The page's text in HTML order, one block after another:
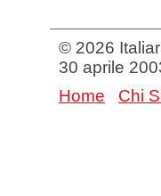
© 2026
30 aprile
Home
Chi